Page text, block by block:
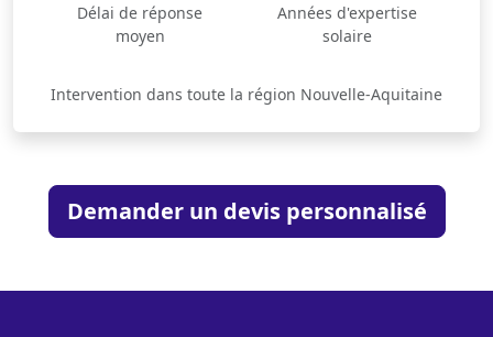
Délai de réponse
moyen
Années d'expertise
solaire
Intervention dans toute la région Nouvelle-Aquitaine
Demander un devis personnalisé